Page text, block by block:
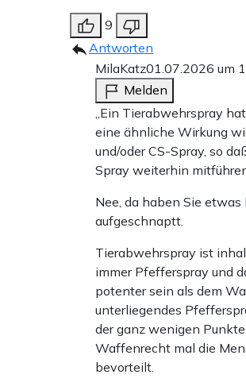
9
Antworten
MilaKatz01.07.2026 um
Melden
„Ein Tierabwehrspray
eine ähnliche Wirkung
und/oder CS-Spray, so
Spray weiterhin
Nee, da haben Sie
aufgeschnaptt.
Tierabwehrspray ist
immer Pfefferspray und
potenter sein als dem
unterliegendes
der ganz wenigen
Waffenrecht mal die
bevorteilt.